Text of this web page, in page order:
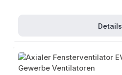
Details